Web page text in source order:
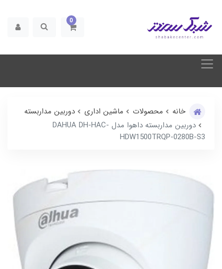
0
خانه محصولات ماشین اداری
دوربین مداربسته
دوربین مداربسته داهوا مدل DAHUA DH-HAC-
HDW1500TRQP-0280B-S3